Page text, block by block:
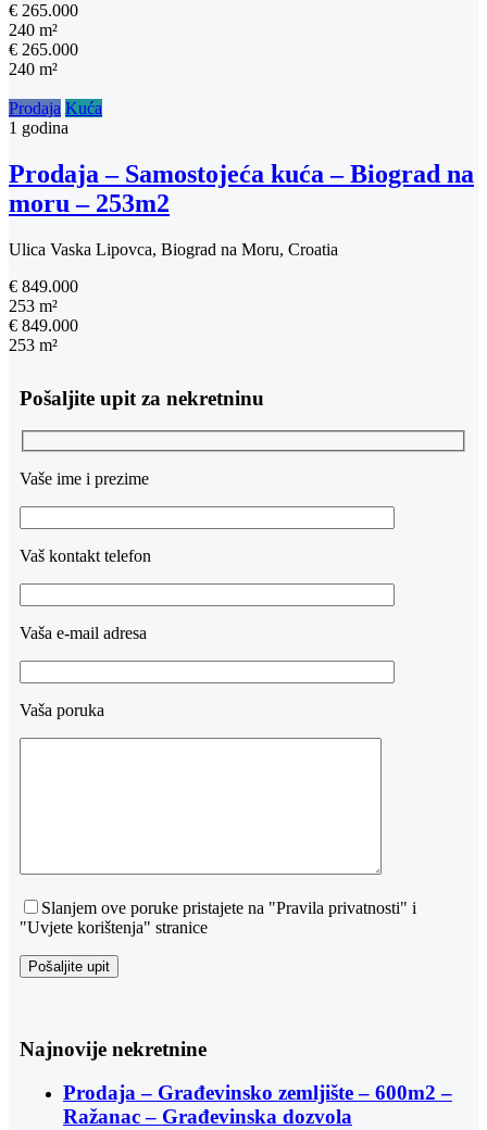
€ 265.000
240 m²
€ 265.000
240 m²
Prodaja Kuća
1 godina
Prodaja – Samostojeća kuća – Biograd na
moru – 253m2
Ulica Vaska Lipovca, Biograd na Moru, Croatia
€ 849.000
253 m²
€ 849.000
253 m²
Pošaljite upit za nekretninu
Vaše ime i prezime
Vaš kontakt telefon
Vaša e-mail adresa
Vaša poruka
Slanjem ove poruke pristajete na "Pravila privatnosti" i
"Uvjete korištenja" stranice
Najnovije nekretnine
Prodaja – Građevinsko zemljište – 600m2 –
Ražanac – Građevinska dozvola